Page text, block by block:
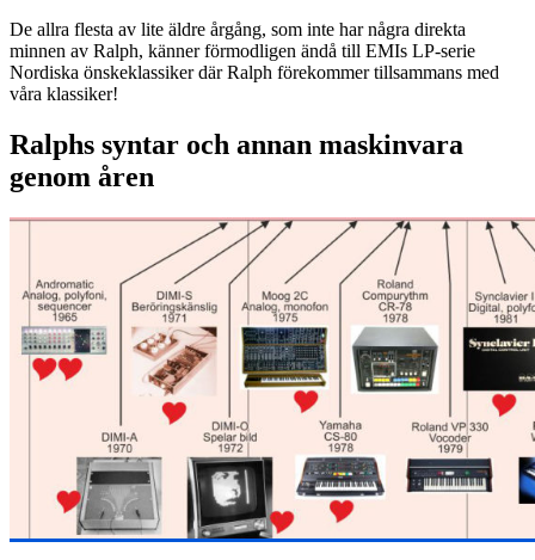
De allra flesta av lite äldre årgång, som inte har några direkta
minnen av Ralph, känner förmodligen ändå till EMIs LP-serie
Nordiska önskeklassiker där Ralph förekommer tillsammans med
våra klassiker!
Ralphs syntar och annan maskinvara
genom åren